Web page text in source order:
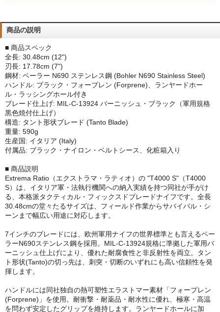
商品の説明
■ 商品スペック
全長: 30.48cm (12")
刃長: 17.78cm (7")
鋼材: ベーラー N690 ステンレス鋼 (Bohler N690 Stainless Steel)
ハンドル: ブラック・フォープレン (Forprene)、ランヤードホー
ル・ラッシングホール付き
ブレード仕上げ: MIL-C-13924 バーニッシュ・ブラック（軍用規格
黒色焼付仕上げ）
構造: タント形状ブレード (Tanto Blade)
重量: 590g
生産国: イタリア (Italy)
付属品: ブラック・ナイロン・ベルトシース、化粧箱入り
■ 商品説明
Extrema Ratio（エクストラマ・ラティオ）の "T4000 S"（T4000
S）は、イタリア軍・法執行機関への納入実績を持つ同社が手がけ
る、本格派タクティカル・フィックスドブレードナイフです。全長
30.48cmの堂々たるサイズは、フィールド作業からサバイバル・シ
ーンまで幅広い用途に対応します。
7インチのブレードには、欧州軍用ナイフの世界標準とも言えるベー
ラーN690ステンレス鋼を採用。MIL-C-13924規格に準拠した軍用バ
ーニッシュ仕上げにより、優れた耐腐食性と非反射性を両立。タン
ト形状(Tanto)の切っ先は、刺突・切断のいずれにも高い信頼性を発
揮します。
ハンドルには同社独自の熱可塑性エラストマー素材「フォープレン
(Forprene)」を使用。耐衝撃・耐薬品・耐水性に優れ、極寒・高温
を問わず安定したグリップを維持します。ランヤードホールに加